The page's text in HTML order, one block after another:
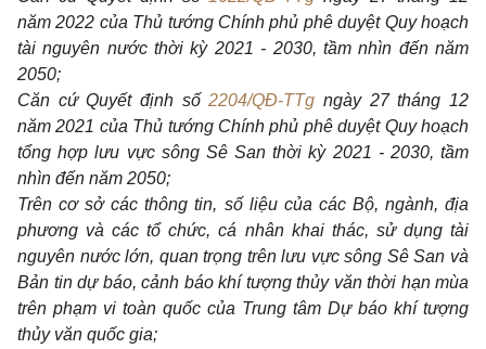
năm 2022 của Thủ tướng Chính phủ phê duyệt Quy hoạch
tài nguyên nước thời kỳ 2021 - 2030, tầm nhìn đến năm
2050;
Căn cứ Quyết định số2204/QĐ-TTg ngày 27 tháng 12
năm 2021 của Thủ tướng Chính phủ phê duyệt Quy hoạch
tổng hợp lưu vực sông Sê San thời kỳ 2021 - 2030, tầm
nhìn đến năm 2050;
Trên cơ sở các thông tin, số liệu của các Bộ, ngành, địa
phương và các tổ chức, cá nhân khai thác, sử dụng tài
nguyên nước lớn, quan trọng trên lưu vực sông Sê San và
Bản tin dự báo, cảnh báo khí tượng thủy văn thời hạn mùa
trên phạm vi toàn quốc của Trung tâm Dự báo khí tượng
thủy văn quốc gia;